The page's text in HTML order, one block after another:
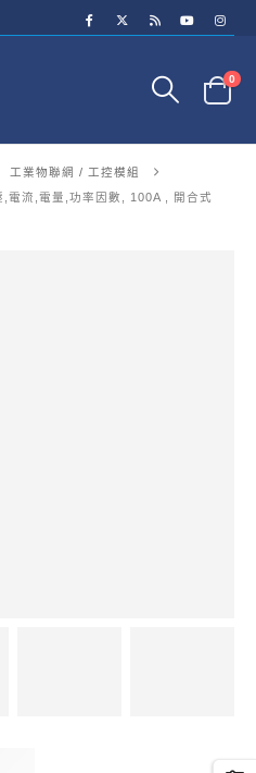
0
工業物聯網 / 工控模組
電流,電量,功率因數, 100A , 開合式